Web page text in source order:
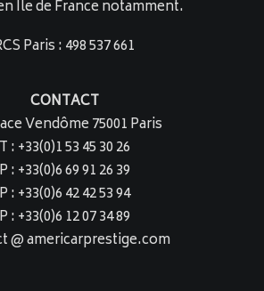
Ile de France notamment.
Paris : 498 537 661
CONTACT
Vendôme 75001 Paris
T : +33(0)1 53 45 30 26
P : +33(0)6 69 91 26 39
P : +33(0)6 42 42 53 94
P : +33(0)6 12 07 34 89
@ americarprestige.com